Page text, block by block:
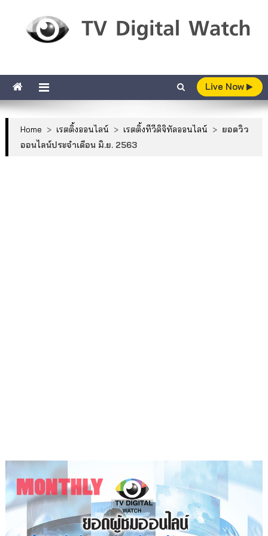
Live Now
Home > เรตติ้งออนไลน์ > เรตติ้งทีวีดิจิทัลออนไลน์ > ยอดวิว
ออนไลน์ประจำเดือน มิ.ย. 2563